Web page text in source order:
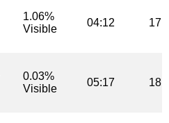
1.06%
Visible
04:12
0.03%
Visible
05:17